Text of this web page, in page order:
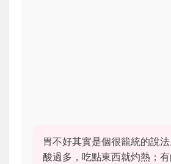
胃不好其實是個很籠統的說
酸過多，吃點東西就灼熱；